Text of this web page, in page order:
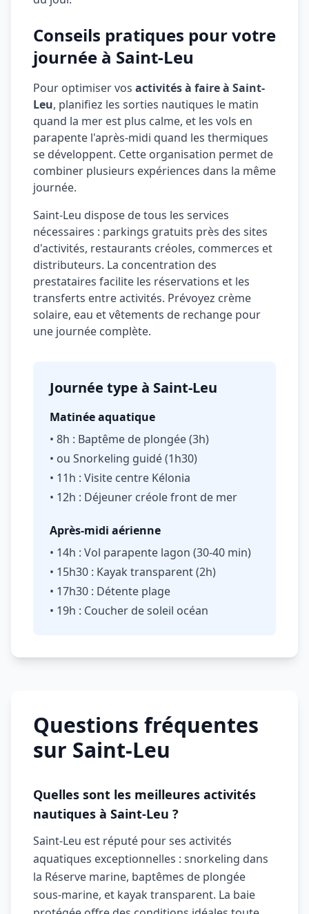
Conseils pratiques pour votre
journée à Saint-Leu
Pour optimiser vos activités à faire à Saint-
Leu, planifiez les sorties nautiques le matin
quand la mer est plus calme, et les vols en
parapente l'après-midi quand les thermiques
se développent. Cette organisation permet de
combiner plusieurs expériences dans la même
journée.
Saint-Leu dispose de tous les services
nécessaires : parkings gratuits près des sites
d'activités, restaurants créoles, commerces et
distributeurs. La concentration des
prestataires facilite les réservations et les
transferts entre activités. Prévoyez crème
solaire, eau et vêtements de rechange pour
une journée complète.
Journée type à Saint-Leu
Matinée aquatique
• 8h : Baptême de plongée (3h)
• ou Snorkeling guidé (1h30)
• 11h : Visite centre Kélonia
• 12h : Déjeuner créole front de mer
Après-midi aérienne
• 14h : Vol parapente lagon (30-40 min)
• 15h30 : Kayak transparent (2h)
• 17h30 : Détente plage
• 19h : Coucher de soleil océan
Questions fréquentes
sur Saint-Leu
Quelles sont les meilleures activités
nautiques à Saint-Leu ?
Saint-Leu est réputé pour ses activités
aquatiques exceptionnelles : snorkeling dans
la Réserve marine, baptêmes de plongée
sous-marine, et kayak transparent. La baie